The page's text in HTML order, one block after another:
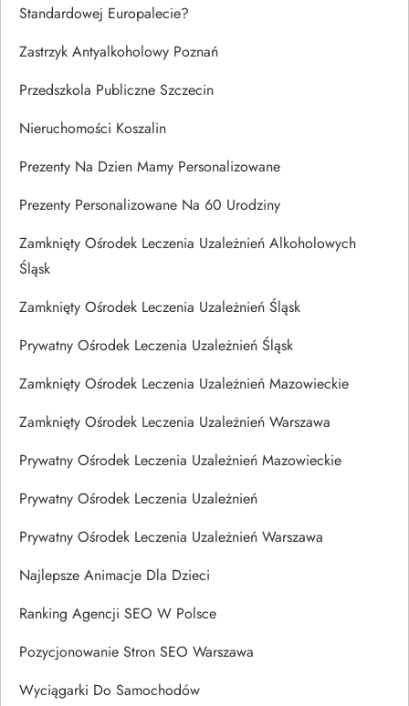
Standardowej Europalecie?
Zastrzyk Antyalkoholowy Poznań
Przedszkola Publiczne Szczecin
Nieruchomości Koszalin
Prezenty Na Dzien Mamy Personalizowane
Prezenty Personalizowane Na 60 Urodziny
Zamknięty Ośrodek Leczenia Uzależnień Alkoholowych
Śląsk
Zamknięty Ośrodek Leczenia Uzależnień Śląsk
Prywatny Ośrodek Leczenia Uzależnień Śląsk
Zamknięty Ośrodek Leczenia Uzależnień Mazowieckie
Zamknięty Ośrodek Leczenia Uzależnień Warszawa
Prywatny Ośrodek Leczenia Uzależnień Mazowieckie
Prywatny Ośrodek Leczenia Uzależnień
Prywatny Ośrodek Leczenia Uzależnień Warszawa
Najlepsze Animacje Dla Dzieci
Ranking Agencji SEO W Polsce
Pozycjonowanie Stron SEO Warszawa
Wyciągarki Do Samochodów